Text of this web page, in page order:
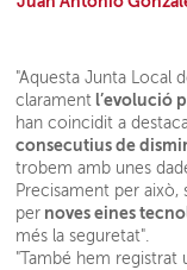
"Aquesta Junta Local
clarament l’evolució
han coincidit a
consecutius de
trobem amb unes
Precisament per
per noves eines
més la seguretat".
"També hem registrat